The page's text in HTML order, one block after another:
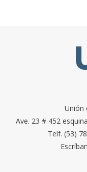
Unión
Ave. 23 # 452
Telf. (53)